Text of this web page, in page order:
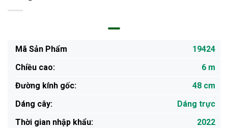
Mã Sản Phẩm
19424
Chiều cao:
6 m
Đường kính gốc:
48 cm
Dáng cây:
Dáng trực
Thời gian nhập khẩu:
2022